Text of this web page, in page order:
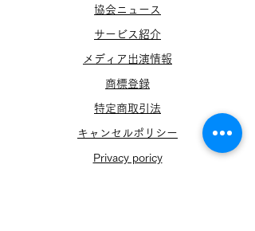
協会ニュース
サービス紹介
メディア出演​情報
​商標登録
特定商取引法
​キャンセルポリシー
Privacy poricy